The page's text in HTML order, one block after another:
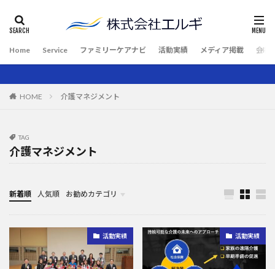
Home Service ファミリーケアナビ 活動実績 メディア掲載 会社
HOME 介護マネジメント
TAG
介護マネジメント
新着順 人気順 お勧めカテゴリ
広報PR
活動実績 活動実績